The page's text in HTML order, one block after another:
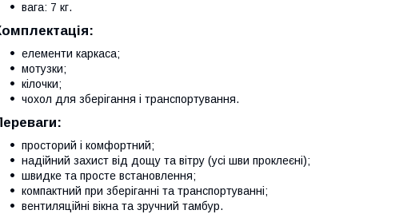
вага: 7 кг.
елементи каркаса;
мотузки;
кілочки;
чохол для зберігання і транспортування.
просторий і комфортний;
надійний захист від дощу та вітру (усі шви проклеєні);
швидке та просте встановлення;
компактний при зберіганні та транспортуванні;
вентиляційні вікна та зручний тамбур.